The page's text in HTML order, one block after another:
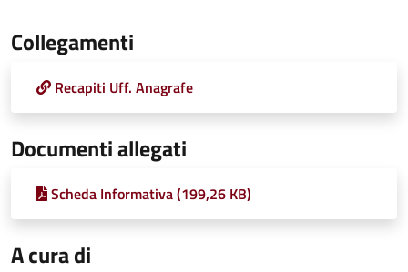
Collegamenti
Recapiti Uff. Anagrafe
Documenti allegati
Scheda Informativa (199,26 KB)
A cura di